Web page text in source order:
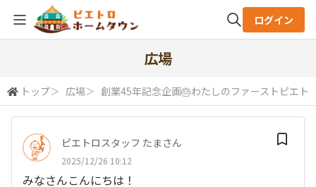
検索
ログイン
広場
トップ＞ 広場＞ 創業45年記念企画🎂わたしのファーストピエト
ピエトロスタッフ たまさん
2025/12/26 10:12
みなさんこんにちは！